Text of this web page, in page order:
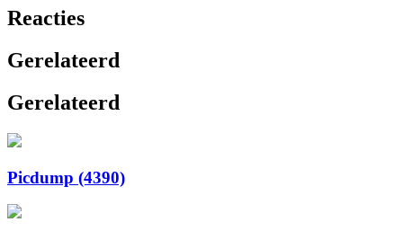
Reacties
Gerelateerd
Gerelateerd
Picdump (4390)